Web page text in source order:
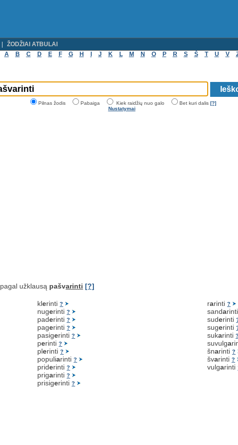
ŽODŽIAI ATBULAI
A
B C D E F G H J K L M N O P R S Š T U V
Pilnas žodis Pabaiga Kiek raidžių nuo galo Bet kuri dalis [?]
Nustatymai
pagal užklausą pašvarinti [?]
klerinti?
nugerinti?
paderinti?
pagerinti?
pasigerinti?
perinti?
plerinti?
populiarinti?
priderinti?
prigarinti?
prisigerinti?
rarinti?
sanda
suderinti
sugerinti
sukarinti
suvulga
šnarinti?
švarinti?
vulgarinti